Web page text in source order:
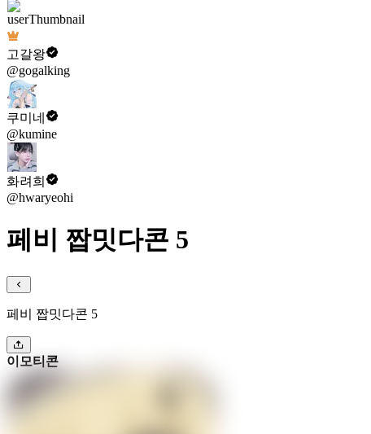
고갈왕
@gogalking
쿠미네
@kumine
화려희
@hwaryeohi
페비 짭밋다콘 5
페비 짭밋다콘 5
이모티콘